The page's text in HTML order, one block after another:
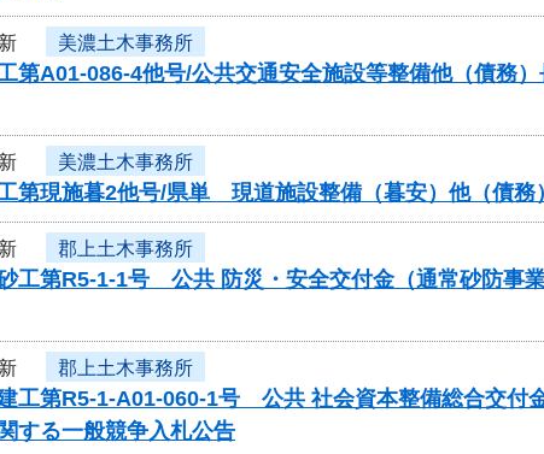
美濃土木事務所
第A01-086-4他号/公共交通安全施設等整備他（債務
美濃土木事務所
工第現施暮2他号/県単 現道施設整備（暮安）他（債
郡上土木事務所
砂工第R5-1-1号 公共 防災・安全交付金（通常砂防事
郡上土木事務所
建工第R5-1-A01-060-1号 公共 社会資本整備総合交
する一般競争入札公告